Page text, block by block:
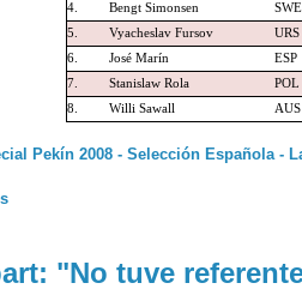
4.
Bengt Simonsen SWE
5.
Vyacheslav Fursov URS
6.
José Marín ESP
7.
Stanislaw Rola POL
8.
Willi Sawall AUS
Pekín 2008 - Selección Española -
"No tuve